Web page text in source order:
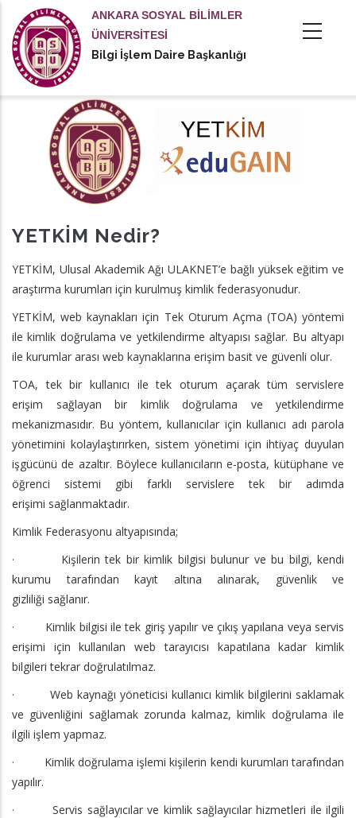
içeriğe
atla
ANKARA SOSYAL BİLİMLER
ÜNİVERSİTESİ
Bilgi İşlem Daire Başkanlığı
actions
YETKİM Nedir?
YETKİM, Ulusal Akademik Ağı ULAKNET’e bağlı yüksek eğitim ve
araştırma kurumları için kurulmuş kimlik federasyonudur.
YETKİM, web kaynakları için Tek Oturum Açma (TOA) yöntemi
ile kimlik doğrulama ve yetkilendirme altyapısı sağlar. Bu altyapı
ile kurumlar arası web kaynaklarına erişim basit ve güvenli olur.
TOA, tek bir kullanıcı ile tek oturum açarak tüm servislere
erişim sağlayan bir kimlik doğrulama ve yetkilendirme
mekanizmasıdır. Bu yöntem, kullanıcılar için kullanıcı adı parola
yönetimini kolaylaştırırken, sistem yönetimi için ihtiyaç duyulan
işgücünü de azaltır. Böylece kullanıcıların e-posta, kütüphane ve
öğrenci sistemi gibi farklı servislere tek bir adımda
erişimi sağlanmaktadır.
Kimlik Federasyonu altyapısında;
· Kişilerin tek bir kimlik bilgisi bulunur ve bu bilgi, kendi
kurumu tarafından kayıt altına alınarak, güvenlik ve
gizliliği sağlanır.
· Kimlik bilgisi ile tek giriş yapılır ve çıkış yapılana veya servis
erişimi için kullanılan web tarayıcısı kapatılana kadar kimlik
bilgileri tekrar doğrulatılmaz.
· Web kaynağı yöneticisi kullanıcı kimlik bilgilerini saklamak
ve güvenliğini sağlamak zorunda kalmaz, kimlik doğrulama ile
ilgili işlem yapmaz.
· Kimlik doğrulama işlemi kişilerin kendi kurumları tarafından
yapılır.
· Servis sağlayıcılar ve kimlik sağlayıcılar hizmetleri ile ilgili